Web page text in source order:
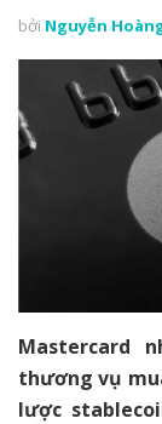
bởi Nguyễn
Mastercard
thương vụ
lược